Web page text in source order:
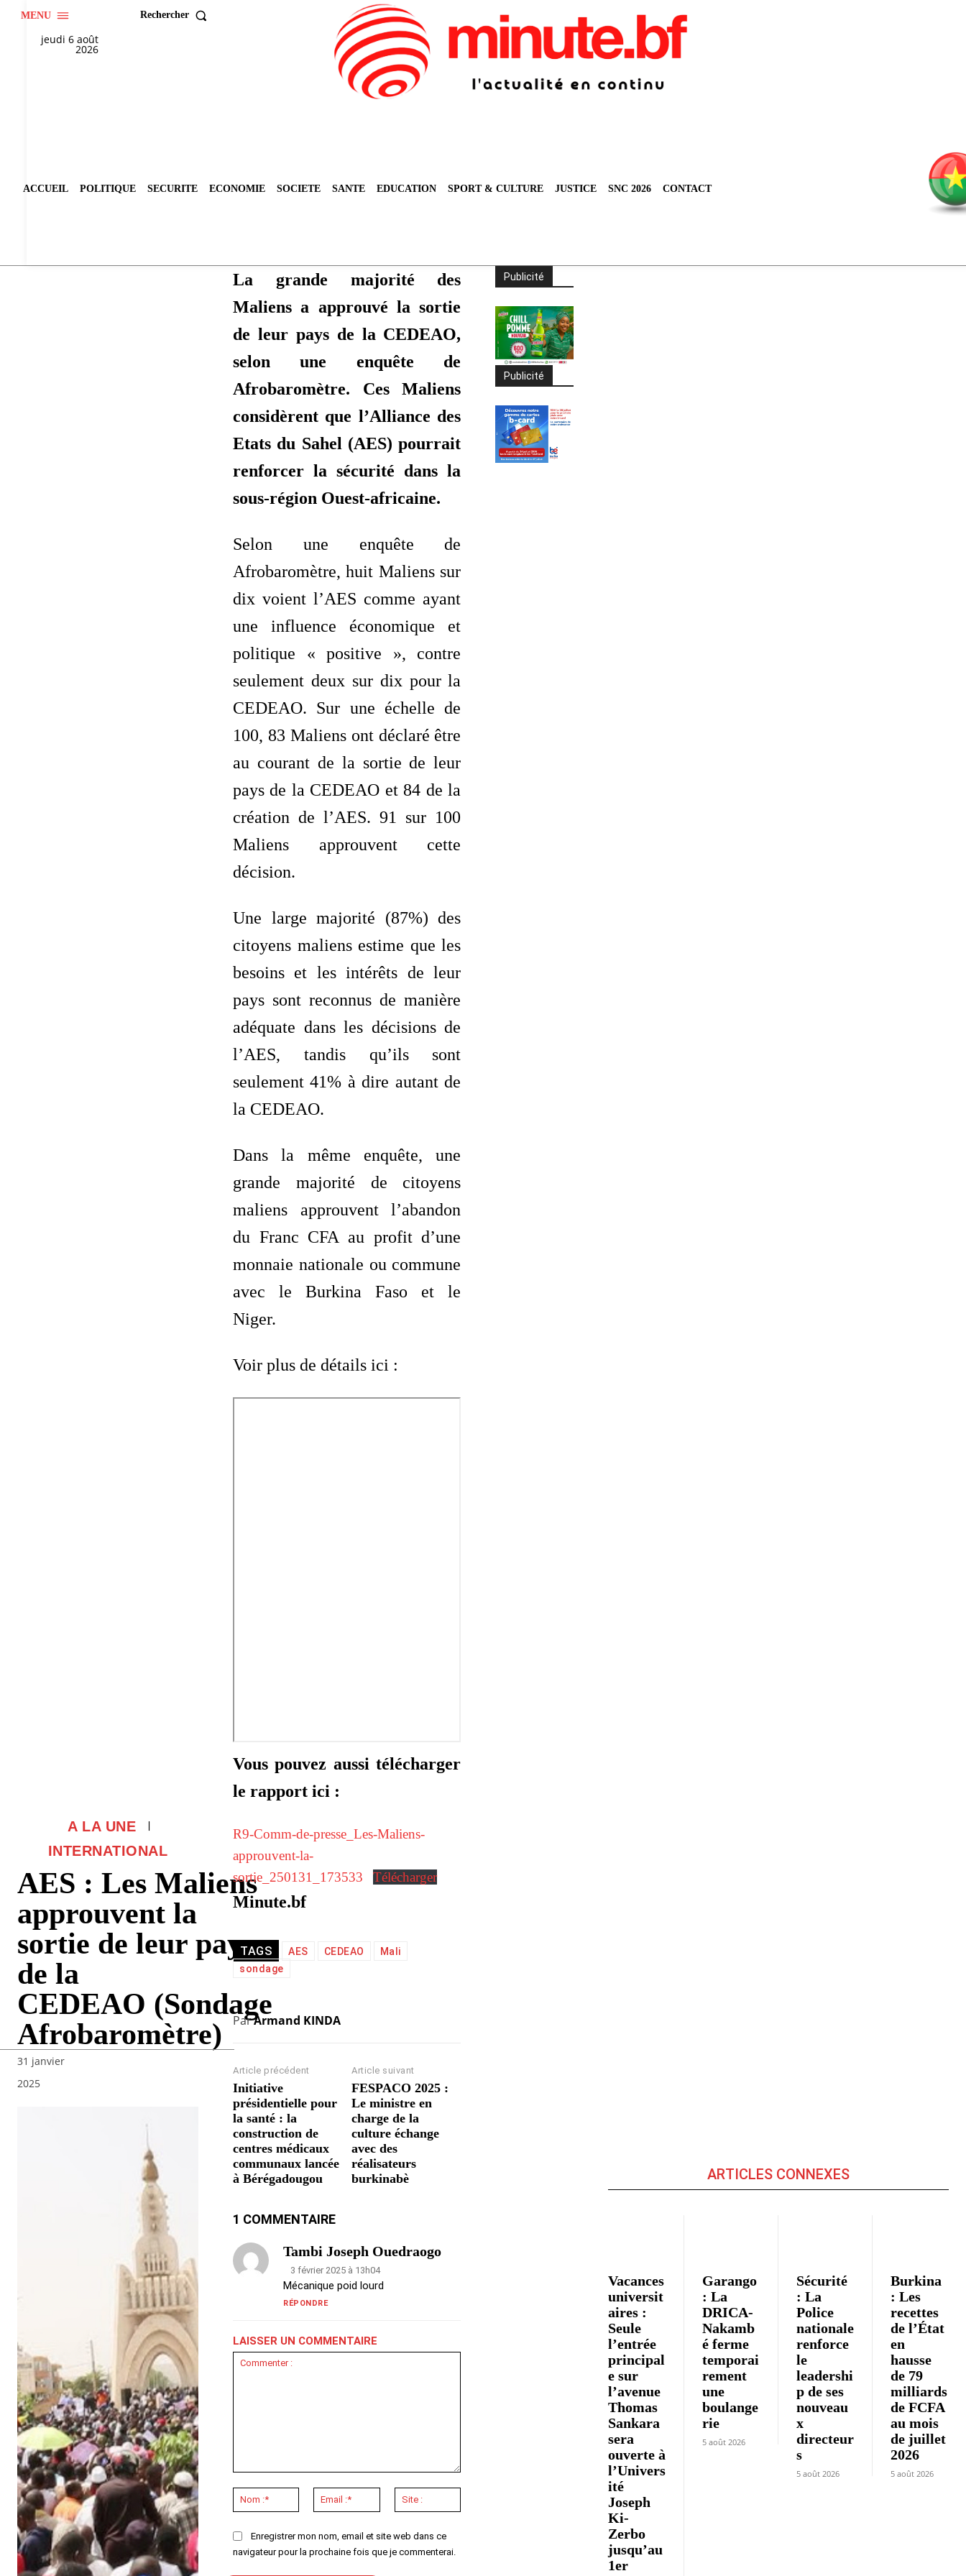
MENU Rechercher
jeudi 6 août
2026
ACCUEIL POLITIQUE SECURITE ECONOMIE SOCIETE SANTE EDUCATION SPORT & CULTURE JUSTICE SNC 2026 CONTACT
A LA UNE
INTERNATIONAL
AES : Les Maliens
approuvent la
sortie de leur pays
de la
CEDEAO (Sondage
Afrobaromètre)
31 janvier
2025
La grande majorité des
Maliens a approuvé la sortie
de leur pays de la CEDEAO,
selon une enquête de
Afrobaromètre. Ces Maliens
considèrent que l’Alliance des
Etats du Sahel (AES) pourrait
renforcer la sécurité dans la
sous-région Ouest-africaine.
Selon une enquête de
Afrobaromètre, huit Maliens sur
dix voient l’AES comme ayant
une influence économique et
politique « positive », contre
seulement deux sur dix pour la
CEDEAO. Sur une échelle de
100, 83 Maliens ont déclaré être
au courant de la sortie de leur
pays de la CEDEAO et 84 de la
création de l’AES. 91 sur 100
Maliens approuvent cette
décision.
Une large majorité (87%) des
citoyens maliens estime que les
besoins et les intérêts de leur
pays sont reconnus de manière
adéquate dans les décisions de
l’AES, tandis qu’ils sont
seulement 41% à dire autant de
la CEDEAO.
Dans la même enquête, une
grande majorité de citoyens
maliens approuvent l’abandon
du Franc CFA au profit d’une
monnaie nationale ou commune
avec le Burkina Faso et le
Niger.
Voir plus de détails ici :
Vous pouvez aussi télécharger
le rapport ici :
R9-Comm-de-presse_Les-Maliens-
approuvent-la-
sortie_250131_173533
Télécharger
Minute.bf
TAGS AES CEDEAO
Mali
sondage
ParArmand KINDA
Article précédent
Initiative
présidentielle pour
la santé : la
construction de
centres médicaux
communaux lancée
à Bérégadougou
Article suivant
FESPACO 2025 :
Le ministre en
charge de la
culture échange
avec des
réalisateurs
burkinabè
1 COMMENTAIRE
Tambi Joseph Ouedraogo
3 février 2025 à 13h04
Mécanique poid lourd
RÉPONDRE
LAISSER UN COMMENTAIRE
Nom
:*
Email
:*
:
Enregistrer mon nom, email et site web dans ce
navigateur pour la prochaine fois que je commenterai.
Publicité
Publicité
ARTICLES CONNEXES
Vacances
universit
aires :
Seule
l’entrée
principal
e sur
l’avenue
Thomas
Sankara
sera
ouverte à
l’Univers
ité
Joseph
Ki-
Zerbo
jusqu’au
1er
Garango
: La
DRICA-
Nakamb
é ferme
temporai
rement
une
boulange
rie
5 août 2026
Sécurité
: La
Police
nationale
renforce
le
leadershi
p de ses
nouveau
x
directeur
s
5 août 2026
Burkina
: Les
recettes
de l’État
en
hausse
de 79
milliards
de FCFA
au mois
de juillet
2026
5 août 2026